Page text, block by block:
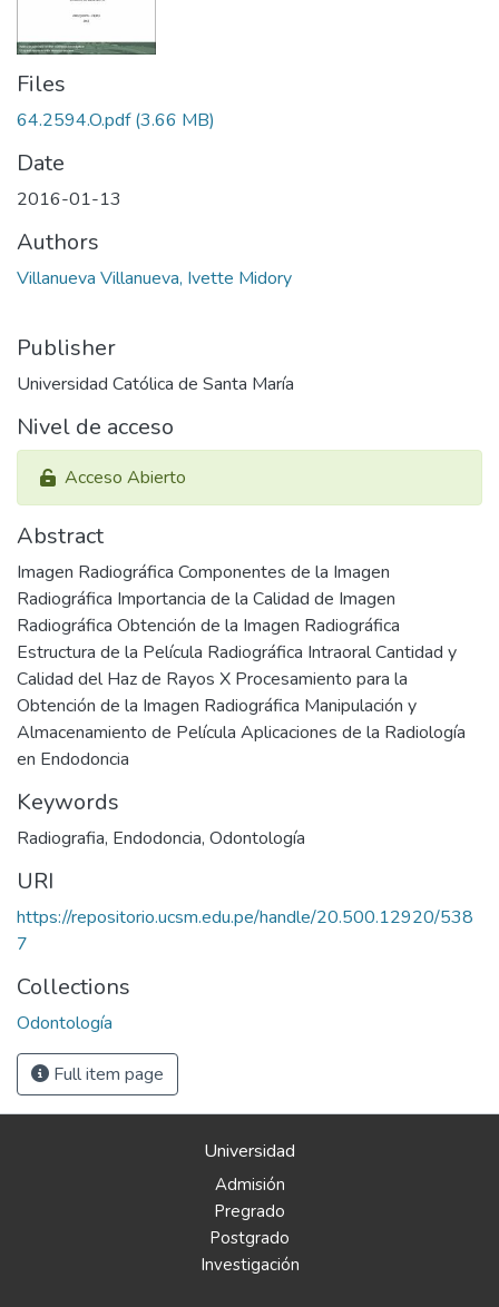
Files
64.2594.O.pdf(3.66 MB)
Date
2016-01-13
Authors
Villanueva Villanueva, Ivette Midory
Publisher
Universidad Católica de Santa María
Nivel de acceso
Acceso Abierto
Abstract
Imagen Radiográfica Componentes de la Imagen
Radiográfica Importancia de la Calidad de Imagen
Radiográfica Obtención de la Imagen Radiográfica
Estructura de la Película Radiográfica Intraoral Cantidad y
Calidad del Haz de Rayos X Procesamiento para la
Obtención de la Imagen Radiográfica Manipulación y
Almacenamiento de Película Aplicaciones de la Radiología
en Endodoncia
Keywords
Radiografia, Endodoncia, Odontología
URI
https://repositorio.ucsm.edu.pe/handle/20.500.12920/538
7
Collections
Odontología
Full item page
Universidad
Admisión
Pregrado
Postgrado
Investigación